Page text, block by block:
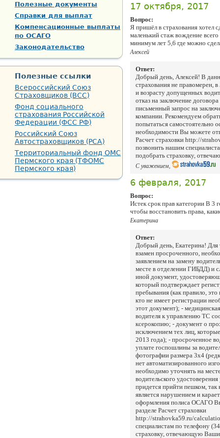
17 октября, 2017
Вопрос:
Я пришёл в страхования хотел
маленький стаж вождение
минимум лет 5,6 где можно
Алексей
Ответ:
Добрый день, Алексей! В
страхования не правомерен,
и возрасту допущенных
отказ на заключение
письменный запрос на
компании. Рекомендуем
попытаться самостоятельно
необходимости Вы можете
Расчет страховки http://
позвонить нашим
подобрать страховку,
С уважением,
6 февраля, 2017
Вопрос:
Истек срок прав категории В 3
чтобы восстановить права,
Екатерина
Ответ:
Добрый день, Екатерина! Для
взамен просроченного,
заявлением на замену
месте в отделении ГИБДД) и
иной документ,
который подтверждает
пребывания (как правило, это
кто не имеет регистрации
этот документ); -
водителя к управлению ТС
ксерокопию; - документ о
исключением тех лиц,
2013 года); - просроченное
уплате госпошлины за
фотографии размера 3х4
нет автоматизированного
необходимо уточнять на
водительского
придется прийти пешком,
является нарушением и
оформления полиса ОСАГО
разделе Расчет страховки
http://strahovka59.ru/
специалистам по телефону
страховку, отвечающую
Полезные документы
Справки для выплат
Компенсационные выплаты
по ОСАГО
Законодательство
Полезные ссылки
Всероссийский Союз
Страховщиков (ВСС)
Фонд социального
страхования Российской
Федерации (ФСС РФ)
Российский Союз
Автостраховщиков (РСА)
Территориальный фонд ОМС
Пермского края (ТФОМС
Пермского края)